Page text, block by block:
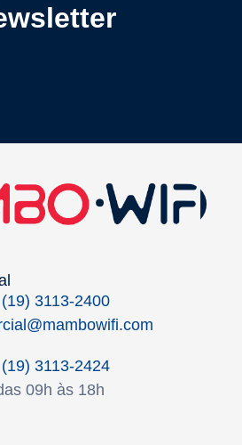
(19) 3113-2400
(19) 3113-2424
09h às 18h